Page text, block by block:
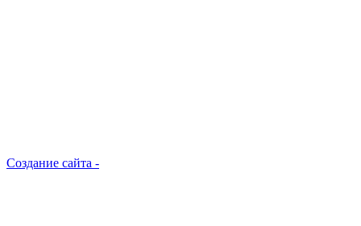
Создание сайта -